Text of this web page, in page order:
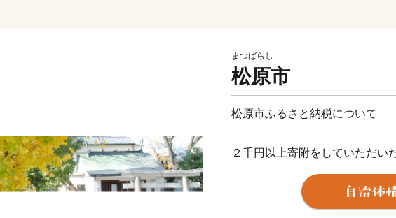
まつばらし
松原市
松原市ふるさと納税について
２千円以上寄附をしていただい
市の特産品等をお送りさせてい